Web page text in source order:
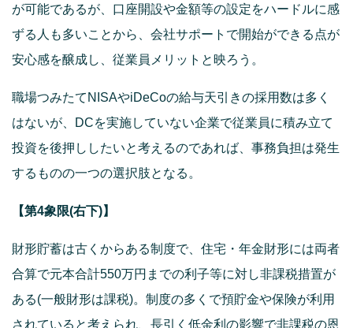
が可能であるが、口座開設や金額等の設定をハードルに感
ずる人も多いことから、会社サポートで開始ができる点が
安心感を醸成し、従業員メリットと映ろう。
職場つみたてNISAやiDeCoの給与天引きの採用数は多く
はないが、DCを実施していない企業で従業員に積み立て
投資を後押ししたいと考えるのであれば、事務負担は発生
するものの一つの選択肢となる。
【第4象限(右下)】
財形貯蓄は古くからある制度で、住宅・年金財形には両者
合算で元本合計550万円までの利子等に対し非課税措置が
ある(一般財形は課税)。制度の多くで預貯金や保険が利用
されていると考えられ、長引く低金利の影響で非課税の恩